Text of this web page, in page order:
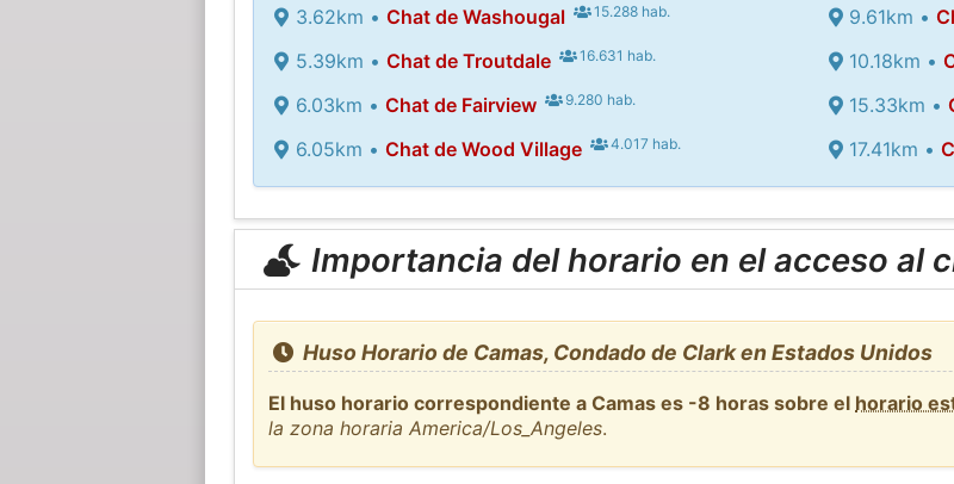
3.62km • Chat de Washougal 15.288 hab.
5.39km • Chat de Troutdale 16.631 hab.
6.03km • Chat de Fairview 9.280 hab.
6.05km • Chat de Wood Village 4.017 hab.
9.61km •
10.18km •
15.33km •
17.41km •
Importancia del horario en el acceso al
Huso Horario de Camas, Condado de Clark en Estados Unidos
El huso horario correspondiente a Camas es -8 horas sobre el horario
la zona horaria America/Los_Angeles.